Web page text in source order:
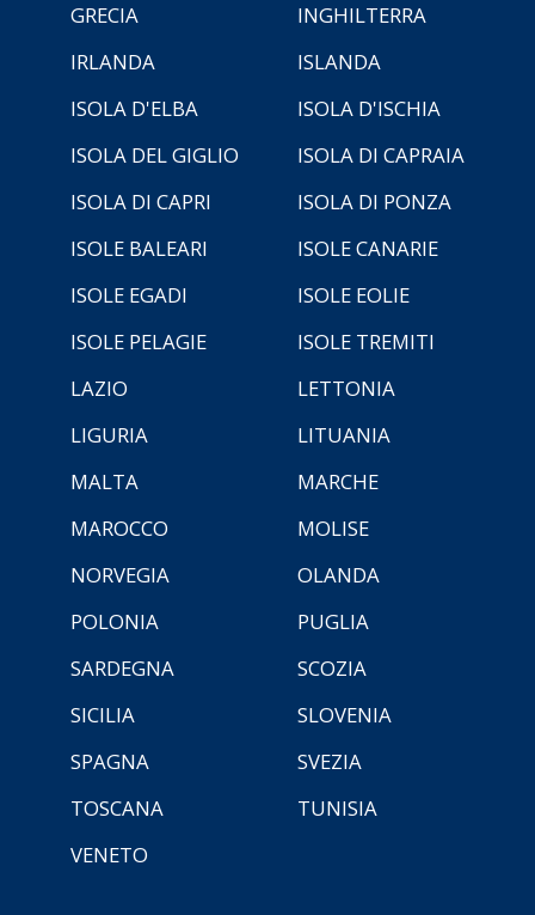
GRECIA
INGHILTERRA
IRLANDA
ISLANDA
ISOLA D'ELBA
ISOLA D'ISCHIA
ISOLA DEL GIGLIO
ISOLA DI CAPRAIA
ISOLA DI CAPRI
ISOLA DI PONZA
ISOLE BALEARI
ISOLE CANARIE
ISOLE EGADI
ISOLE EOLIE
ISOLE PELAGIE
ISOLE TREMITI
LAZIO
LETTONIA
LIGURIA
LITUANIA
MALTA
MARCHE
MAROCCO
MOLISE
NORVEGIA
OLANDA
POLONIA
PUGLIA
SARDEGNA
SCOZIA
SICILIA
SLOVENIA
SPAGNA
SVEZIA
TOSCANA
TUNISIA
VENETO